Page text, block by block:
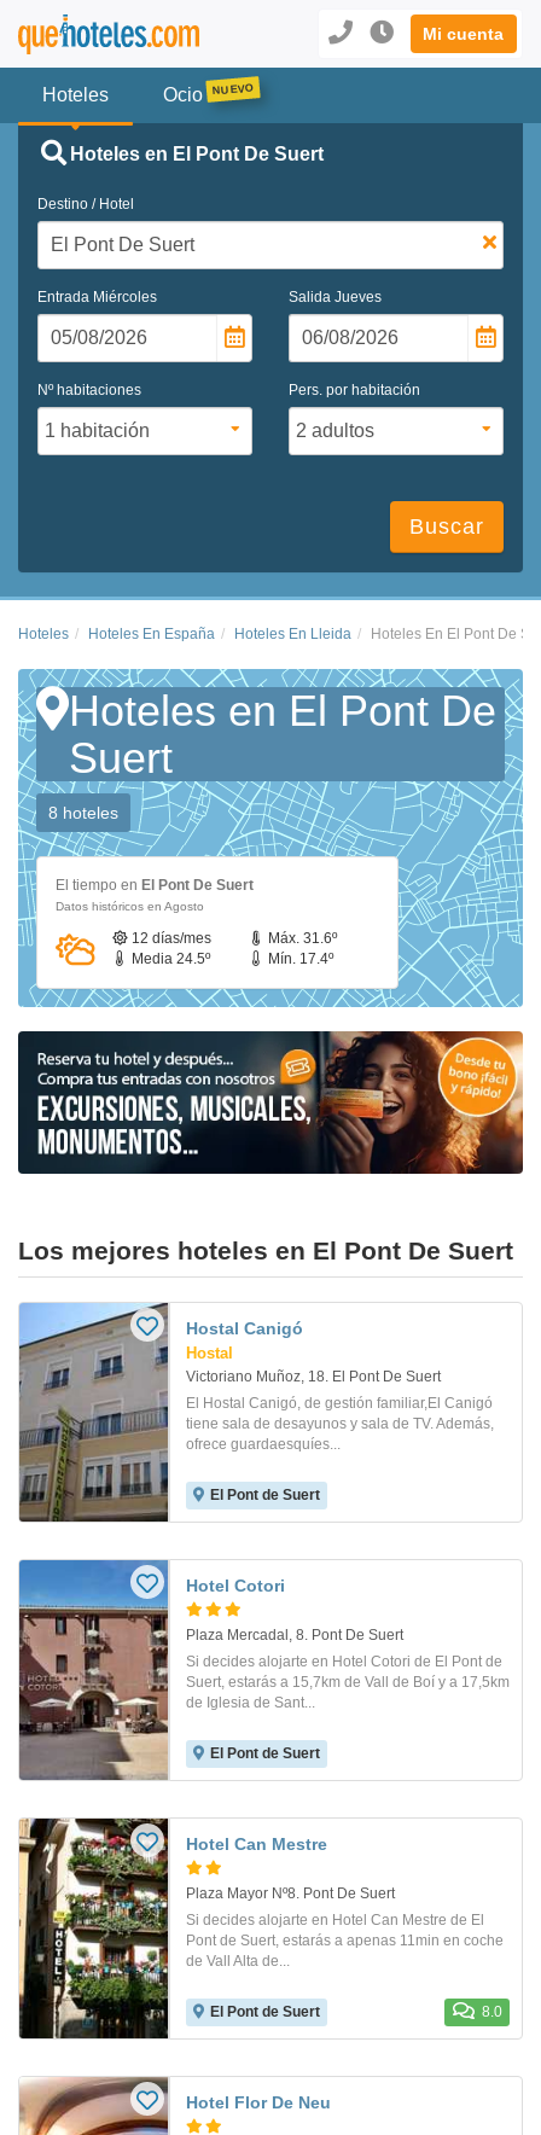
Mi cuenta
Hoteles Ocio
Hoteles en El Pont De Suert
Destino / Hotel
Entrada Miércoles Salida Jueves
Nº habitaciones Pers. por habitación
Buscar
Hoteles Hoteles En España Hoteles En Lleida Hoteles En El Pont De
Hoteles en El Pont De
Suert
8 hoteles
El tiempo en El Pont De Suert
Datos históricos en Agosto
12 días/mes
Máx. 31.6º
Media 24.5º
Mín. 17.4º
Los mejores hoteles en El Pont De Suert
Hostal Canigó
Hostal
Victoriano Muñoz, 18. El Pont De Suert
El Hostal Canigó, de gestión familiar,El Canigó
tiene sala de desayunos y sala de TV. Además,
ofrece guardaesquíes...
El Pont de Suert
Hotel Cotori
Plaza Mercadal, 8. Pont De Suert
Si decides alojarte en Hotel Cotori de El Pont de
Suert, estarás a 15,7km de Vall de Boí y a 17,5km
de Iglesia de Sant...
El Pont de Suert
Hotel Can Mestre
Plaza Mayor Nº8. Pont De Suert
Si decides alojarte en Hotel Can Mestre de El
Pont de Suert, estarás a apenas 11min en coche
de Vall Alta de...
El Pont de Suert 8.0
Hotel Flor De Neu